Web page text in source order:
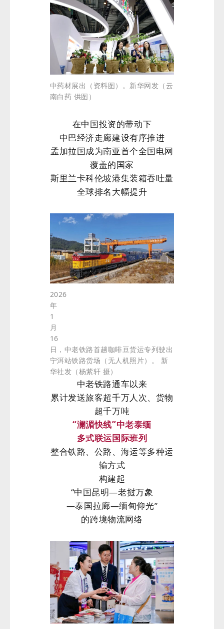
中药材展出（资料图）。新华网发（云
南白药 供图）
在中国投资的带动下
中巴经济走廊建设有序推进
孟加拉国成为南亚首个全国电网
覆盖的国家
斯里兰卡科伦坡港集装箱吞吐量
全球排名大幅提升
2026
年
1
月
16
日，中老铁路首趟咖啡豆货运专列驶出
宁洱站铁路货场（无人机照片）。 新
华社发（杨紫轩 摄）
中老铁路通车以来
累计发送旅客超千万人次、货物
超千万吨
“澜湄快线”中老泰缅
多式联运国际班列
整合铁路、公路、海运等多种运
输方式
构建起
“中国昆明—老挝万象
—泰国拉廊—缅甸仰光”
的跨境物流网络